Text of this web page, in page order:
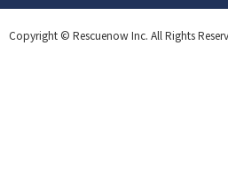
Copyright © Rescuenow Inc. All Rights